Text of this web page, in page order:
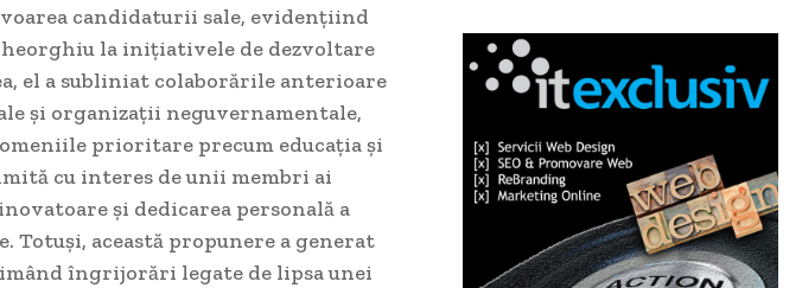
candidaturii sale, evidențiind
la inițiativele de dezvoltare
el a subliniat colaborările anterioare
și organizații neguvernamentale,
prioritare precum educația și
cu interes de unii membri ai
și dedicarea personală a
Totuși, această propunere a generat
îngrijorări legate de lipsa unei